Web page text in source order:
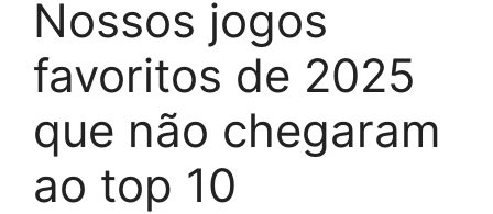
Nossos jogos
favoritos de 2025
que não chegaram
ao top 10